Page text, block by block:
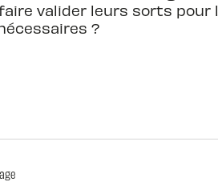
valider leurs sorts pour
?